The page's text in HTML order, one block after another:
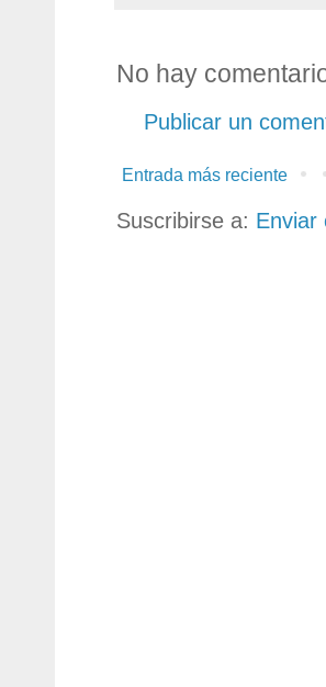
No hay
Publicar un
Entrada más reciente
Suscribirse a: Enviar